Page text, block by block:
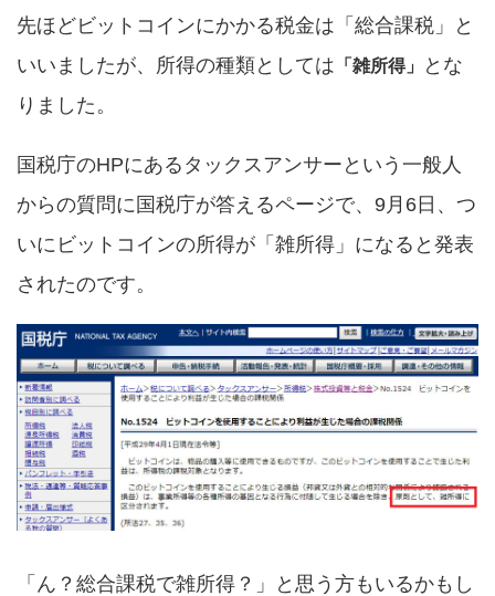
先ほどビットコインにかかる税金は「総合課税」と
いいましたが、所得の種類としては 「雑所得」
とな
りました。
国税庁のHPにあるタックスアンサーという一般人
からの質問に国税庁が答えるページで、9月6日、つ
いにビットコインの所得が「雑所得」になると発表
されたのです。
「ん？総合課税で雑所得？」と思う方もいるかもし